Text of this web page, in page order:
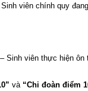
viên chính quy
Sinh viên thực hiện
và“Chi đoàn điểm